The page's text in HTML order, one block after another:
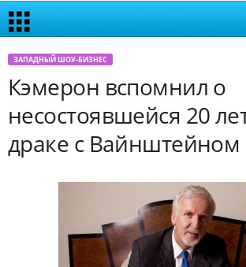
ЗАПАДНЫЙ ШОУ-БИЗНЕС
Кэмерон вспомнил о
несостоявшейся 20
драке с Вайнштейном